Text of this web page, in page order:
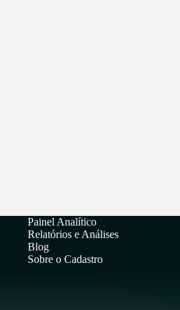
Painel Analítico
Relatórios e Análises
Blog
Sobre o Cadastro